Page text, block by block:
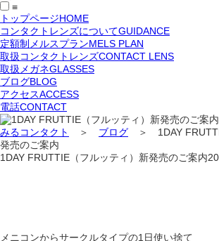
≡
トップページHOME
コンタクトレンズについてGUIDANCE
定額制メルスプランMELS PLAN
取扱コンタクトレンズCONTACT LENS
取扱メガネGLASSES
ブログBLOG
アクセスACCESS
電話CONTACT
みるコンタクト ＞ ブログ ＞ 1DAY
発売のご案内
1DAY FRUTTIE（フルッティ）新発売のご案内
メニコンからサークルタイプの1日使い捨て